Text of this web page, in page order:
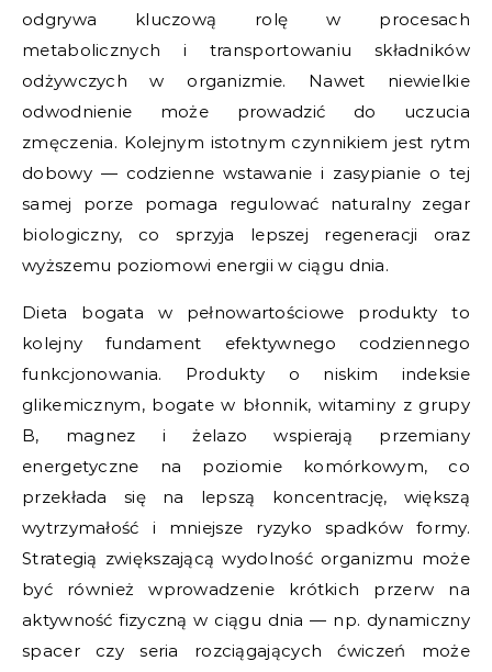
odgrywa kluczową rolę w procesach
metabolicznych i transportowaniu składników
odżywczych w organizmie. Nawet niewielkie
odwodnienie może prowadzić do uczucia
zmęczenia. Kolejnym istotnym czynnikiem jest rytm
dobowy — codzienne wstawanie i zasypianie o tej
samej porze pomaga regulować naturalny zegar
biologiczny, co sprzyja lepszej regeneracji oraz
wyższemu poziomowi energii w ciągu dnia.
Dieta bogata w pełnowartościowe produkty to
kolejny fundament efektywnego codziennego
funkcjonowania. Produkty o niskim indeksie
glikemicznym, bogate w błonnik, witaminy z grupy
B, magnez i żelazo wspierają przemiany
energetyczne na poziomie komórkowym, co
przekłada się na lepszą koncentrację, większą
wytrzymałość i mniejsze ryzyko spadków formy.
Strategią zwiększającą wydolność organizmu może
być również wprowadzenie krótkich przerw na
aktywność fizyczną w ciągu dnia — np. dynamiczny
spacer czy seria rozciągających ćwiczeń może